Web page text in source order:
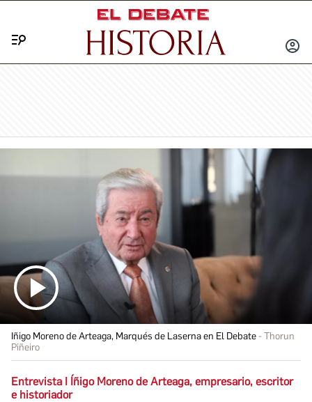
INICIAR
Iñigo Moreno de Arteaga, Marqués de Laserna en El Debate
Thorun
Piñeiro
Entrevista I Íñigo Moreno de Arteaga, empresario, escritor
e historiador